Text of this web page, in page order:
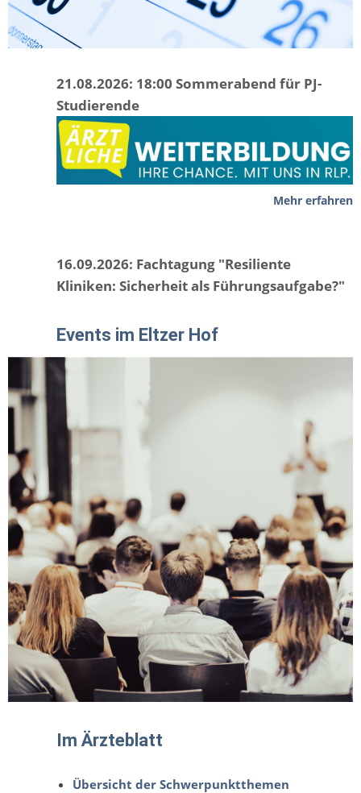
21.08.2026: 18:00 Sommerabend für PJ-
Studierende
Mehr erfahren
16.09.2026: Fachtagung "Resiliente
Kliniken: Sicherheit als Führungsaufgabe?"
Events im Eltzer Hof
Im Ärzteblatt
Übersicht der Schwerpunktthemen